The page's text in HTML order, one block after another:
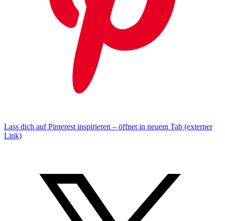
Lass dich auf Pinterest inspirieren – öffnet in neuem Tab (externer
Link)